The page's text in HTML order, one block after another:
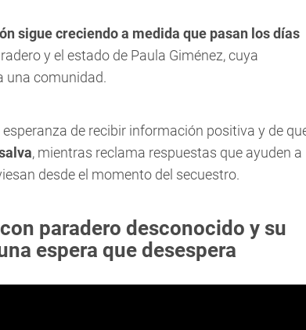
sigue creciendo a medida que pasan los días
y el estado de Paula Giménez, cuya
una comunidad.
de recibir información positiva y de
, mientras reclama respuestas que ayuden a
desde el momento del secuestro.
paradero desconocido y su
espera que desespera